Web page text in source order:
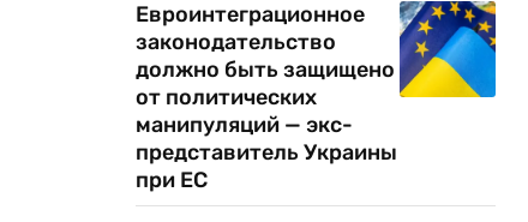
Евроинтеграционное
законодательство
должно быть защищено
от политических
манипуляций — экс-
представитель Украины
при ЕС